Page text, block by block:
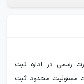
رسمی در اداره ثبت
در سال 1393 بصورت مسئولیت محدود ثبت